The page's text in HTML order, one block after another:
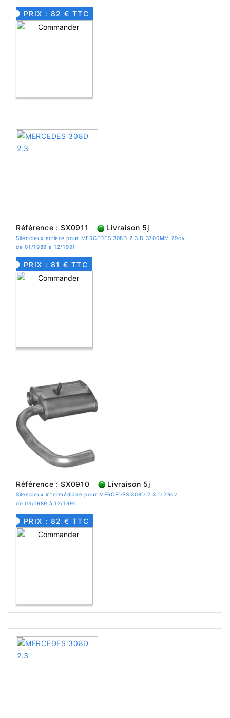
PRIX : 82 € TTC
Référence : SX0911 Livraison 5j
Silencieux arriere pour MERCEDES 308D 2.3 D 3700MM 79cv
de 01/1989 à 12/1991
PRIX : 81 € TTC
Référence : SX0910 Livraison 5j
Silencieux intermédiaire pour MERCEDES 308D 2.3 D 79cv
de 03/1989 à 12/1991
PRIX : 82 € TTC